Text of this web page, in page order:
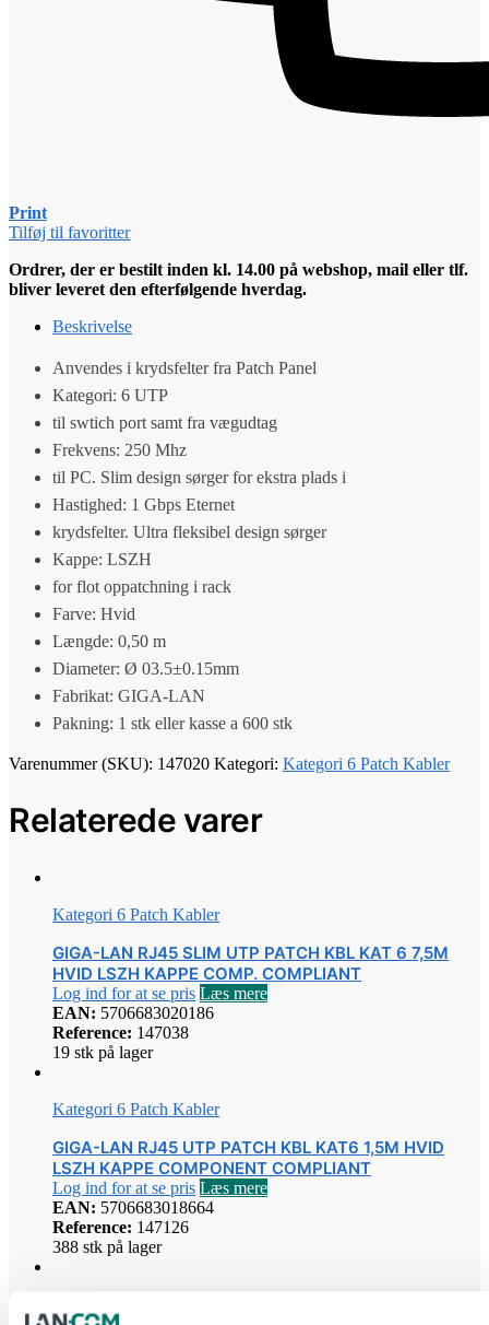
Print
Tilføj til favoritter
Ordrer, der er bestilt inden kl. 14.00 på webshop, mail eller tlf.
bliver leveret den efterfølgende hverdag.
Beskrivelse
Anvendes i krydsfelter fra Patch Panel
Kategori: 6 UTP
til swtich port samt fra vægudtag
Frekvens: 250 Mhz
til PC. Slim design sørger for ekstra plads i
Hastighed: 1 Gbps Eternet
krydsfelter. Ultra fleksibel design sørger
Kappe: LSZH
for flot oppatchning i rack
Farve: Hvid
Længde: 0,50 m
Diameter: Ø 03.5±0.15mm
Fabrikat: GIGA-LAN
Pakning: 1 stk eller kasse a 600 stk
Varenummer (SKU): 147020 Kategori: Kategori 6 Patch Kabler
Relaterede varer
Kategori 6 Patch Kabler
GIGA-LAN RJ45 SLIM UTP PATCH KBL KAT 6 7,5M
HVID LSZH KAPPE COMP. COMPLIANT
Log ind for at se pris Læs mere
EAN: 5706683020186
Reference: 147038
19 stk på lager
Kategori 6 Patch Kabler
GIGA-LAN RJ45 UTP PATCH KBL KAT6 1,5M HVID
LSZH KAPPE COMPONENT COMPLIANT
Log ind for at se pris Læs mere
EAN: 5706683018664
Reference: 147126
388 stk på lager